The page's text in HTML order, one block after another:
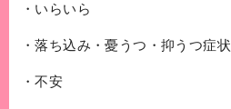
・いらいら
・落ち込み・憂うつ・抑うつ症状
・不安